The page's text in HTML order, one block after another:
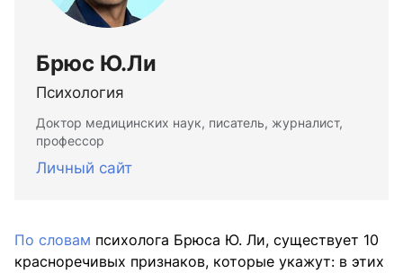
Брюс Ю.Ли
Психология
Доктор медицинских наук, писатель, журналист,
профессор
Личный сайт
По словам психолога Брюса Ю. Ли, существует 10
красноречивых признаков, которые укажут: в этих